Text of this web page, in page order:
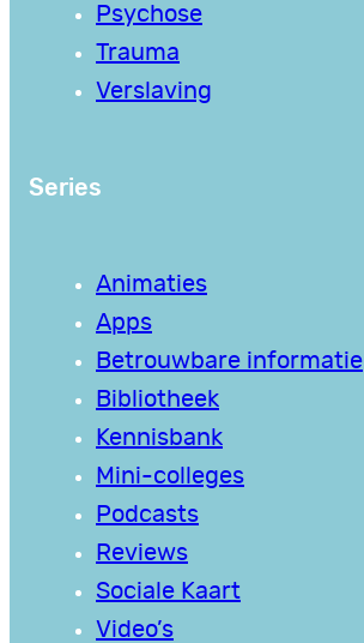
Psychose
Trauma
Verslaving
Series
Animaties
Apps
Betrouwbare informatie
Bibliotheek
Kennisbank
Mini-colleges
Podcasts
Reviews
Sociale Kaart
Video’s